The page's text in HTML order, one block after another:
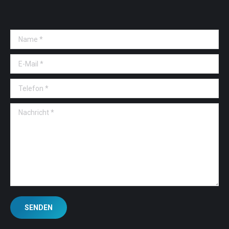
Name *
E-Mail *
Telefon *
Nachricht *
SENDEN